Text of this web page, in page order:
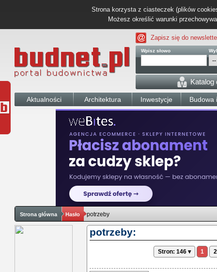
Strona korzysta z ciasteczek (plików
Możesz określić warunki
Zapisz się do
Wpisz słowo
Katalog
Aktualności Architektura Inwestycje Budowa
Strona główna Hasło potrzeby
potrzeby:
Stron: 146 ▾ 1 2